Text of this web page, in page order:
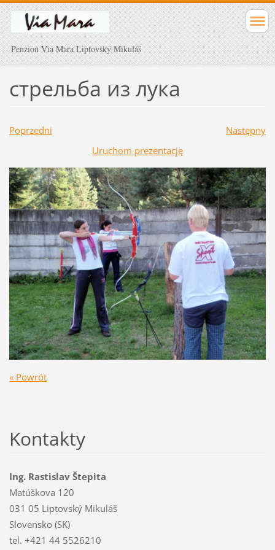
Penzion Via Mara Liptovský Mikuláš
стрельба из лука
Poprzedni
Następny
Uruchom prezentację
« Powrót
Kontakty
Ing. Rastislav Štepita
Matúškova 120
031 05 Liptovský Mikuláš
Slovensko (SK)
tel. +421 44 5526210